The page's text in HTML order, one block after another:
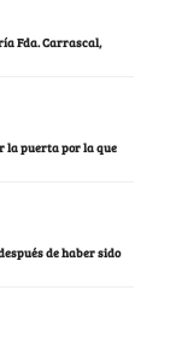
Fda. Carrascal,
la puerta por la que
de haber sido